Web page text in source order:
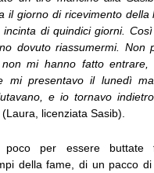
il giorno di ricevimento della
incinta di quindici giorni.
dovuto riassumermi. Non
non mi hanno fatto entrare,
mi presentavo il lunedì
e io tornavo
(Laura, licenziata Sasib).
poco per essere buttate
della fame, di un pacco